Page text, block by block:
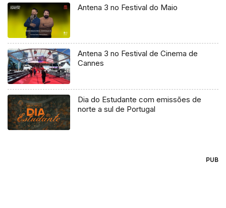
Antena 3 no Festival do Maio
Antena 3 no Festival de Cinema de
Cannes
Dia do Estudante com emissões de
norte a sul de Portugal
PUB